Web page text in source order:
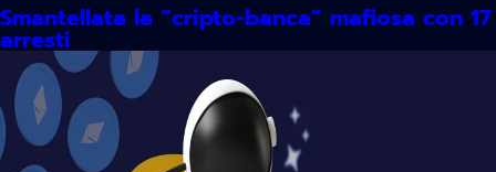
Smantellata la “cripto-banca” mafiosa con 17
arresti